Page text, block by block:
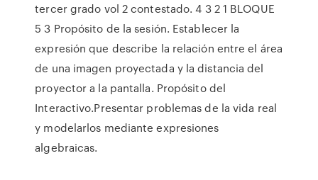
tercer grado vol 2 contestado. 4 3 2 1 BLOQUE
5 3 Propósito de la sesión. Establecer la
expresión que describe la relación entre el área
de una imagen proyectada y la distancia del
proyector a la pantalla. Propósito del
Interactivo.Presentar problemas de la vida real
y modelarlos mediante expresiones
algebraicas.